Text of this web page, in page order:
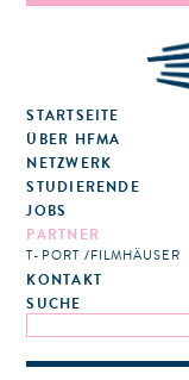
STARTSEITE
ÜBER HFMA
NETZWERK
STUDIERENDE
JOBS
PARTNER
T-PORT FILMHÄUSER
KONTAKT
SUCHE